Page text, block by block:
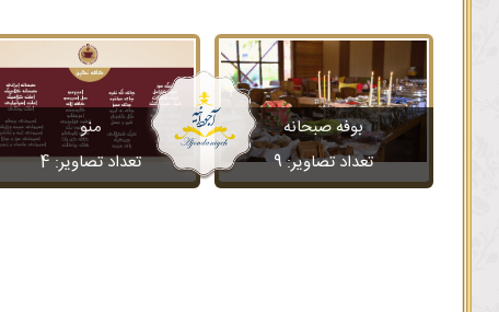
بوفه صبحانه
تعداد تصاویر: 9
منو
تعداد تصاویر:4